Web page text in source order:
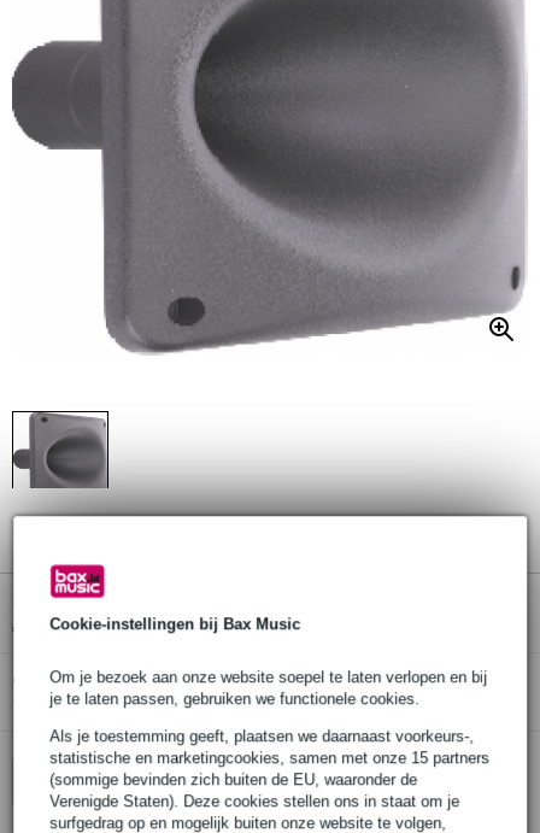
Cookie-instellingen bij Bax Music
Om je bezoek aan onze website soepel te laten verlopen en bij
je te laten passen, gebruiken we functionele cookies.
Als je toestemming geeft, plaatsen we daarnaast voorkeurs-,
statistische en marketingcookies, samen met onze 15 partners
(sommige bevinden zich buiten de EU, waaronder de
Verenigde Staten). Deze cookies stellen ons in staat om je
surfgedrag op en mogelijk buiten onze website te volgen,
Adviesprijs € 28,-
€ 17,60 (incl. 21% btw)
Online voorraadstatus:
Bestel nu en ontvang binnen circa 6
werkdagen
In winkelwagen